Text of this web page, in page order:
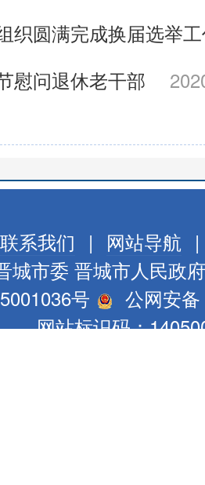
织圆满完成换届选举
慰问退休老干部
联系我们 | 网站导航 |
城市委 晋城市人民政府
号
公网安
网站标识码：